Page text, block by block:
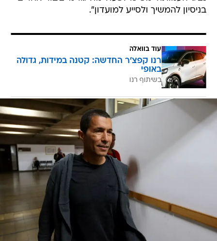
בניסיון להמשיך ולסייע למועדון".
עוד בוואלה
רנו קפצ'ר החדשה: קטנה במידות, גדולה
באופי
בשיתוף רנו